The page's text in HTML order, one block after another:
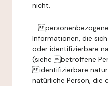
nicht.
-
Informationen, die
oder identifizierbare
(siehe betroffene
identifizierbare
natürliche Person, die